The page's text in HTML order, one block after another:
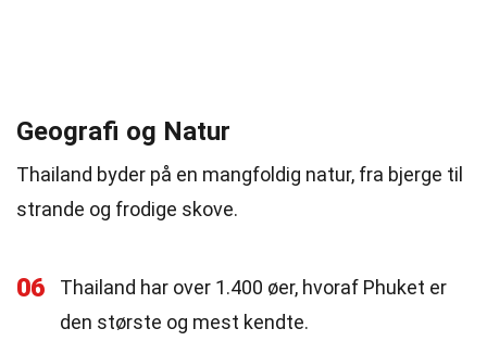
Geografi og Natur
Thailand byder på en mangfoldig natur, fra bjerge til
strande og frodige skove.
06
Thailand har over 1.400 øer, hvoraf Phuket er
den største og mest kendte.